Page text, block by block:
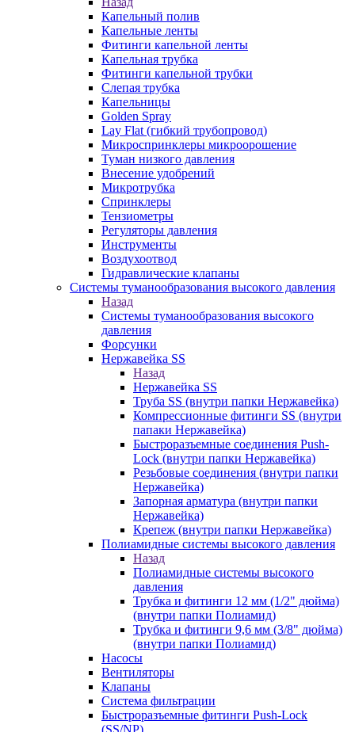
Капельный полив
Капельные ленты
Фитинги капельной ленты
Капельная трубка
Фитинги капельной трубки
Слепая трубка
Капельницы
Golden Spray
Lay Flat (гибкий трубопровод)
Микроспринклеры микроорошение
Туман низкого давления
Внесение удобрений
Микротрубка
Спринклеры
Тензиометры
Регуляторы давления
Инструменты
Воздухоотвод
Гидравлические клапаны
Системы туманообразования высокого давления
Назад
Системы туманообразования высокого
давления
Форсунки
Нержавейка SS
Назад
Нержавейка SS
Труба SS (внутри папки Нержавейка)
Компрессионные фитинги SS (внутри
папаки Нержавейка)
Быстроразъемные соединения Push-
Lock (внутри папки Нержавейка)
Резьбовые соединения (внутри папки
Нержавейка)
Запорная арматура (внутри папки
Нержавейка)
Крепеж (внутри папки Нержавейка)
Полиамидные системы высокого давления
Назад
Полиамидные системы высокого
давления
Трубка и фитинги 12 мм (1/2" дюйма)
(внутри папки Полиамид)
Трубка и фитинги 9,6 мм (3/8" дюйма)
(внутри папки Полиамид)
Насосы
Вентиляторы
Клапаны
Система фильтрации
Быстроразъемные фитинги Push-Lock
(SS/NP)